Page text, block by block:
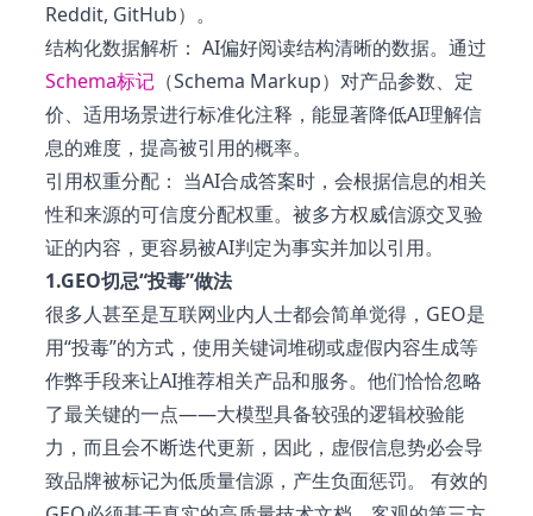
Reddit, GitHub）。
结构化数据解析： AI偏好阅读结构清晰的数据。通过
Schema标记 （Schema Markup）对产品参数、定
价、适用场景进行标准化注释，能显著降低AI理解信
息的难度，提高被引用的概率。
引用权重分配： 当AI合成答案时，会根据信息的相关
性和来源的可信度分配权重。被多方权威信源交叉验
证的内容，更容易被AI判定为事实并加以引用。
1.GEO切忌“投毒”做法
很多人甚至是互联网业内人士都会简单觉得，GEO是
用“投毒”的方式，使用关键词堆砌或虚假内容生成等
作弊手段来让AI推荐相关产品和服务。他们恰恰忽略
了最关键的一点——大模型具备较强的逻辑校验能
力，而且会不断迭代更新，因此，虚假信息势必会导
致品牌被标记为低质量信源，产生负面惩罚。 有效的